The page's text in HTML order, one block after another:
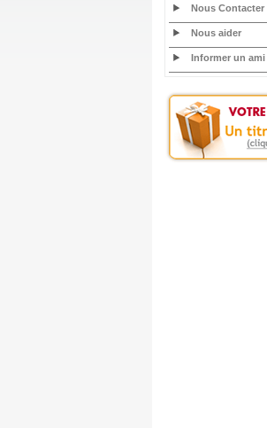
Nous Contacter
Nous aider
Informer un ami